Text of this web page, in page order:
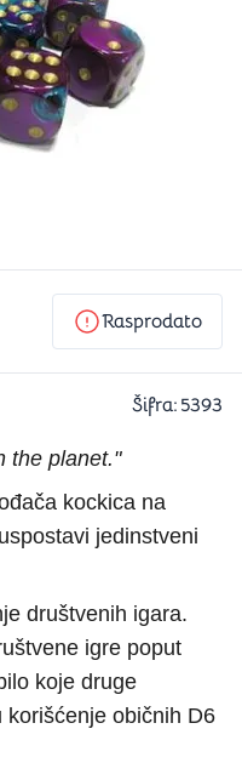
Rasprodato
Šifra: 5393
the planet."
kockica na
jedinstveni
društvenih igara.
igre poput
koje druge
običnih D6